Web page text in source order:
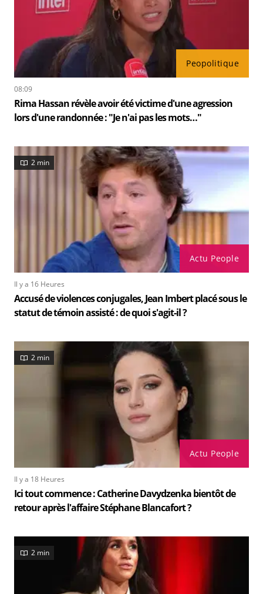
Peopolitique
08:09
Rima Hassan révèle avoir été victime d'une agression
lors d'une randonnée : "Je n'ai pas les mots…"
Actu People
2 min
Il y a 16 Heures
Accusé de violences conjugales, Jean Imbert placé sous le
statut de témoin assisté : de quoi s'agit-il ?
Actu People
2 min
Il y a 18 Heures
Ici tout commence : Catherine Davydzenka bientôt de
retour après l'affaire Stéphane Blancafort ?
2 min